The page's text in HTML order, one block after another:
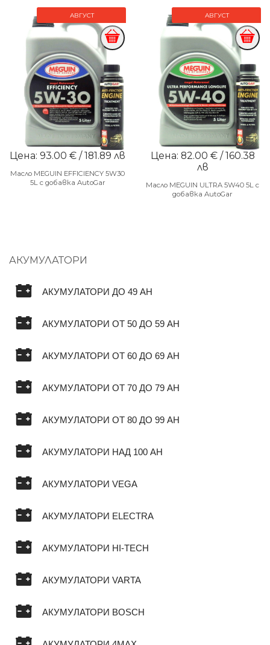
АВГУСТ
Цена: 93.00 € / 181.89 лв
Масло MEGUIN EFFICIENCY 5W30
5L с добавка AutoGar
АВГУСТ
Цена: 82.00 € / 160.38
лв
Масло MEGUIN ULTRA 5W40 5L с
добавка AutoGar
АКУМУЛАТОРИ
АКУМУЛАТОРИ ДО 49 AH
АКУМУЛАТОРИ ОТ 50 ДО 59 AH
АКУМУЛАТОРИ ОТ 60 ДО 69 AH
АКУМУЛАТОРИ ОТ 70 ДО 79 AH
АКУМУЛАТОРИ ОТ 80 ДО 99 AH
АКУМУЛАТОРИ НАД 100 AH
АКУМУЛАТОРИ VEGA
АКУМУЛАТОРИ ELECTRA
АКУМУЛАТОРИ HI-TECH
АКУМУЛАТОРИ VARTA
АКУМУЛАТОРИ BOSCH